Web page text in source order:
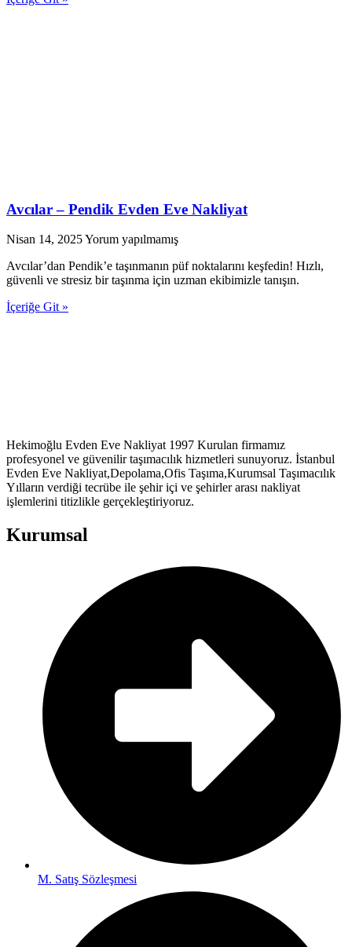
Avcılar – Pendik Evden Eve Nakliyat
Nisan 14, 2025Yorum yapılmamış
Avcılar’dan Pendik’e taşınmanın püf noktalarını keşfedin! Hızlı,
güvenli ve stresiz bir taşınma için uzman ekibimizle tanışın.
İçeriğe Git »
Hekimoğlu Evden Eve Nakliyat 1997 Kurulan firmamız
profesyonel ve güvenilir taşımacılık hizmetleri sunuyoruz. İstanbul
Evden Eve Nakliyat,Depolama,Ofis Taşıma,Kurumsal Taşımacılık
Yılların verdiği tecrübe ile şehir içi ve şehirler arası nakliyat
işlemlerini titizlikle gerçekleştiriyoruz.
Kurumsal
M. Satış Sözleşmesi